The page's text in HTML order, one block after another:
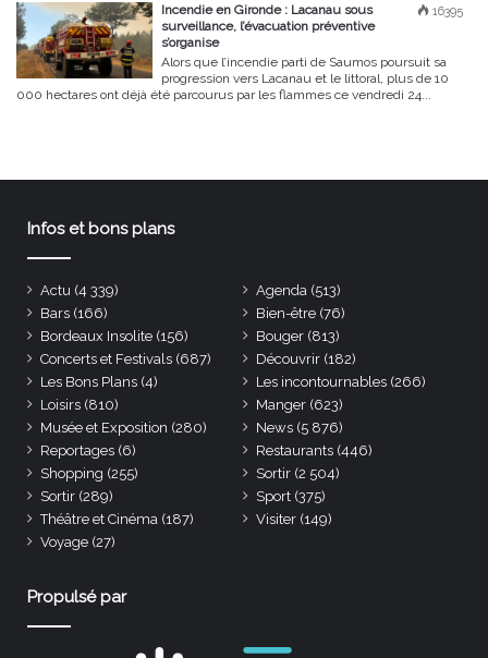
16395
Incendie en Gironde : Lacanau sous
surveillance, l’évacuation préventive
s’organise
Alors que l’incendie parti de Saumos poursuit sa
progression vers Lacanau et le littoral, plus de 10
000 hectares ont déjà été parcourus par les flammes ce vendredi 24...
Infos et bons plans
Actu (4 339) Agenda (513)
Bars (166) Bien-être (76)
Bordeaux Insolite (156) Bouger (813)
Concerts et Festivals (687) Découvrir (182)
Les Bons Plans (4) Les incontournables (266)
Loisirs (810) Manger (623)
Musée et Exposition (280) News (5 876)
Reportages (6) Restaurants (446)
Shopping (255) Sortir (2 504)
Sortir (289) Sport (375)
Théâtre et Cinéma (187) Visiter (149)
Voyage (27)
Propulsé par